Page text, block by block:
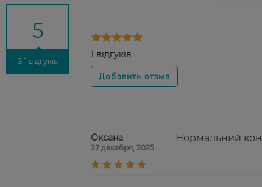
5
З 1 відгуків
1 відгуків
Оксана
22 декабря, 2025
Нормальний